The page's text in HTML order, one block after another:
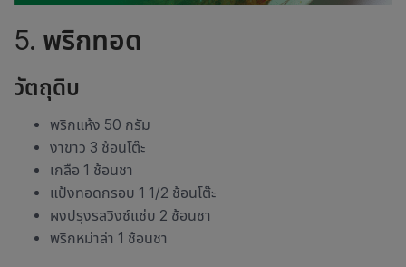
5. พริกทอด
วัตถุดิบ
พริกแห้ง 50 กรัม
งาขาว 3 ช้อนโต๊ะ
เกลือ 1 ช้อนชา
แป้งทอดกรอบ 1 1/2 ช้อนโต๊ะ
ผงปรุงรสวิงซ์แซ่บ 2 ช้อนชา
พริกหม่าล่า 1 ช้อนชา